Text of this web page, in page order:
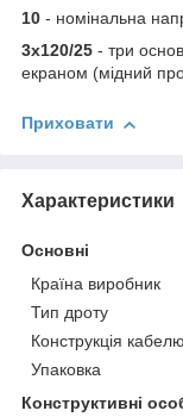
10 - номінальна
3х120/25 - три
екраном (мідний
Приховати
Характеристики
Основні
Країна виробник
Тип дроту
Конструкція кабелю
Упаковка
Конструктивні